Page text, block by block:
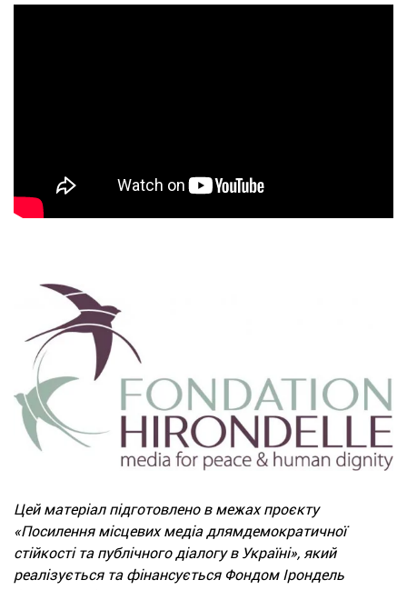
Цей матеріал підготовлено в межах проєкту
«Посилення місцевих медіа длямдемократичної
стійкості та публічного діалогу в Україні», який
реалізується та фінансується Фондом Ірондель